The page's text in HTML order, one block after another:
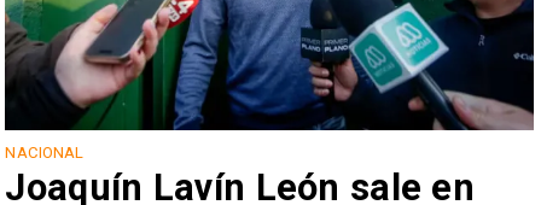
NACIONAL
Joaquín Lavín León sale en